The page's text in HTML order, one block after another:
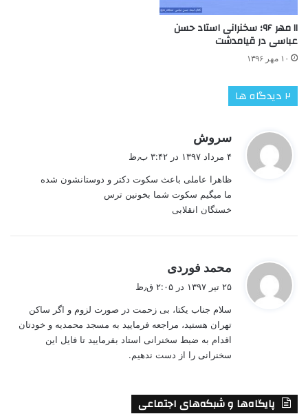
۱۱ مهر ۹۶؛ سخنرانی استاد حسن
عباسی در قیامدشت
۱۰ مهر ۱۳۹۶
‫۲ دیدگاه ها
سروش
:
۴ مرداد ۱۳۹۷ در ۳:۴۲ ب٫ظ
ظاهرا عاملی باعث سکوت دکتر و دوستانشون شده
ما میگیم سکوت شما بخونین ترس
خستگان انقلابی
محمد فوردی
:
۲۵ تیر ۱۳۹۷ در ۲:۰۵ ق٫ظ
سلام جناب یکتا، بی زحمت در صورت لزوم و اگر ساکن
تهران هستید، مراجعه فرمایید به مسجد محمدیه و خودتان
اقدام به ضبط سخنرانی استاد بفرمایید تا فایل این
سخنرانی را از دست ندهیم.
پایگاه‌ها و شبکه‌های اجتماعی